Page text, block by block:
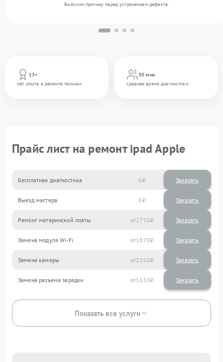
13+
лет опыта в ремонте техники
30 мин
среднее время диагностики
Выясним причину перед устранением дефекта.
Прайс лист на ремонт ipad Apple
Бесплатная диагностика 0 Заказать
Выезд мастера 0 Заказать
Ремонт материнской платы 2750
Замена модуля Wi-Fi 1870
Замена камеры 2200
Замена разъема зарядки 1650
Показать все услуги